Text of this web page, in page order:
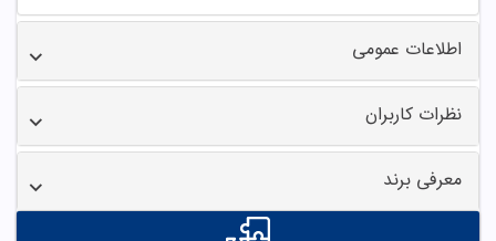
اطلاعات عمومی
نظرات کاربران
معرفی برند